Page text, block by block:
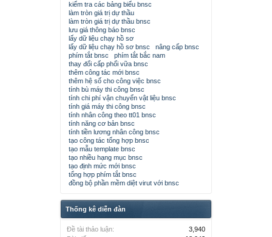
kiểm tra các bảng biểu bnsc
làm tròn giá trị dự thầu
làm tròn giá trị dự thầu bnsc
lưu giá thông báo bnsc
lấy dữ liệu chạy hồ sơ
lấy dữ liệu chạy hồ sơ bnsc
nâng cấp bnsc
phím tắt bnsc
phím tắt bắc nam
thay đổi cấp phối vữa bnsc
thêm công tác mới bnsc
thêm hệ số cho công việc bnsc
tính bù máy thi công bnsc
tính chi phí vận chuyển vật liệu bnsc
tính giá máy thi công bnsc
tính nhân công theo tt01 bnsc
tính năng cơ bản bnsc
tính tiền lương nhân công bnsc
tạo công tác tổng hợp bnsc
tạo mẫu template bnsc
tạo nhiều hạng mục bnsc
tạo định mức mới bnsc
tổng hợp phím tắt bnsc
đồng bộ phần mềm diệt virut với bnsc
Thống kê diễn đàn
Đề tài thảo luận:
3,940